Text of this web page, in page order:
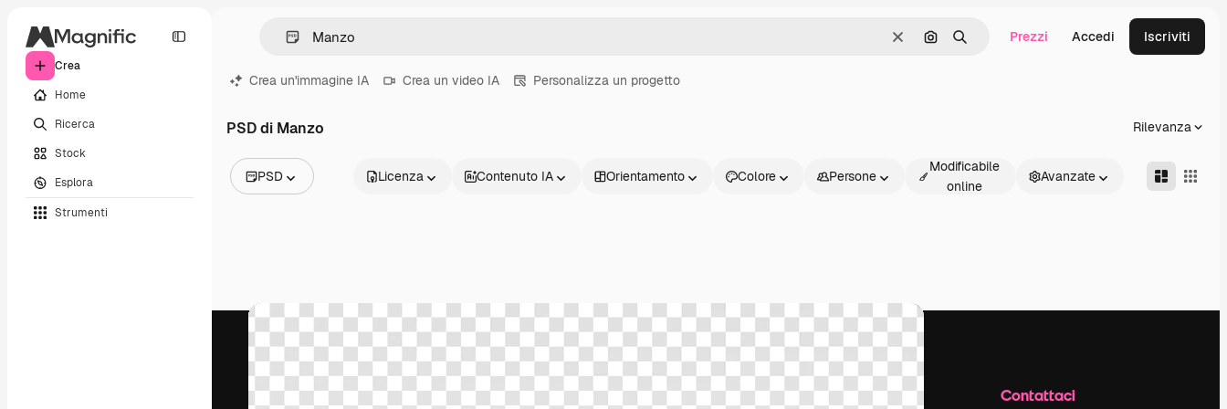
Crea
Home
Ricerca
Stock
Esplora
Strumenti
CancellaCerca per immagine
Ricerca Prezzi Accedi Iscriviti
Crea un'immagine IA Crea un video IA Personalizza un progetto
PSD di Manzo Rilevanza
PSD
Video
Icone
Modelli 3D
Font
Licenza Contenuto IA Orientamento Colore Persone
Modificabile
online
Avanzate
Prodotti Inizia Azienda Contattaci